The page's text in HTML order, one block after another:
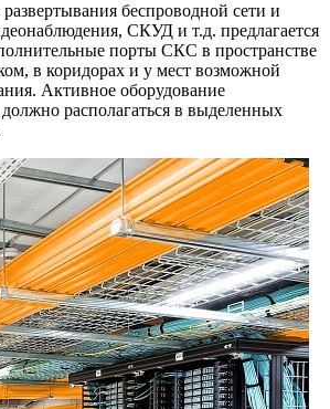
беспроводной сети и
СКУД и т.д. предлагается
порты СКС в пространстве
в коридорах и у мест возможной
Активное оборудование
располагаться в выделенных